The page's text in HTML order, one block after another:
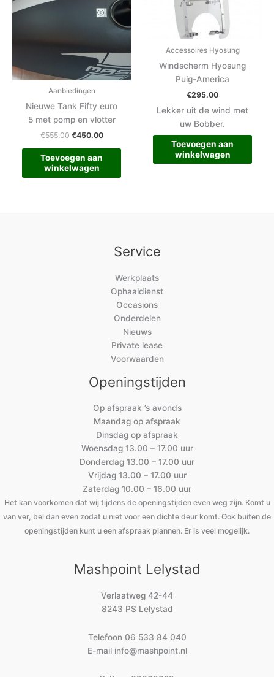
Aanbiedingen
Nieuwe Tank Fifty euro
5 met pomp en vlotter
€555.00 €450.00
Toevoegen aan
winkelwagen
Accessoires Hyosung
Windscherm Hyosung
Puig-America
€295.00
Lekker uit de wind met
uw Bobber.
Toevoegen aan
winkelwagen
Service
Werkplaats
Ophaaldienst
Occasions
Onderdelen
Nieuws
Private lease
Voorwaarden
Openingstijden
Op afspraak ’s avonds
Maandag op afspraak
Dinsdag op afspraak
Woensdag 13.00 – 17.00 uur
Donderdag 13.00 – 17.00 uur
Vrijdag 13.00 – 17.00 uur
Zaterdag 10.00 – 16.00 uur
Het kan voorkomen dat wij tijdens de openingstijden even weg zijn. Komt u
van ver, bel dan even zodat u niet voor een dichte deur komt. Ook buiten de
openingstijden kunt u een afspraak plannen. Er is veel mogelijk.
Mashpoint Lelystad
Verlaatweg 42-44
8243 PS Lelystad
Telefoon 06 533 84 040
E-mail info@mashpoint.nl